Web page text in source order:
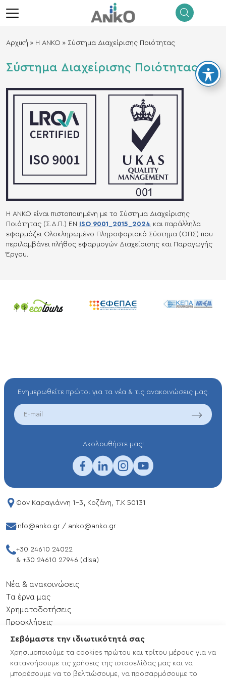
Σεβόμαστε την ιδιωτικότητά σας
Χρησιμοποιούμε τα cookies πρώτου και τρίτου μέρους για να
κατανοήσουμε τις χρήσεις της ιστοσελίδας μας και να
μπορέσουμε να το βελτιώσουμε, να προσαρμόσουμε το
Αρχική » Η ΑΝΚΟ » Σύστημα Διαχείρισης Ποιότητας
Σύστημα Διαχείρισης Ποιότητας
Η ΑΝΚΟ είναι πιστοποιημένη με το Σύστημα Διαχείρισης
Ποιότητας (Σ.Δ.Π.) EN ISO 9001_2015_2024 και παράλληλα
εφαρμόζει Ολοκληρωμένο Πληροφοριακό Σύστημα (ΟΠΣ) που
περιλαμβάνει πλήθος εφαρμογών Διαχείρισης και Παραγωγής
Έργου.
Ενημερωθείτε πρώτοι για τα νέα & τις ανακοινώσεις μας.
EMAIL
Aκολουθήστε μας!
Φον Καραγιάννη 1-3, Κοζάνη, T.K 50131
info@anko.gr / anko@anko.gr
+30 24610 24022
& +30 24610 27946 (disa)
Νέα & ανακοινώσεις
Tα έργα μας
Xρηματοδοτήσεις
Προσκλήσεις
Εκδηλώσεις
Χάρτης ιστότοπου